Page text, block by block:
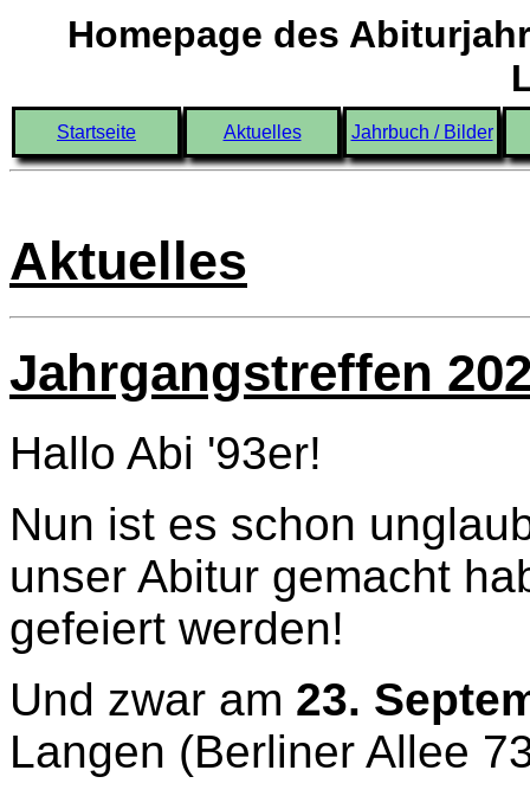
Homepage des
Startseite Aktuelles Jahrbuch / Bilder
Aktuelles
Jahrgangstreffen
Hallo Abi '93er!
Nun ist es schon
unser Abitur gemacht
gefeiert werden!
Und zwar am 23.
Langen (Berliner Allee